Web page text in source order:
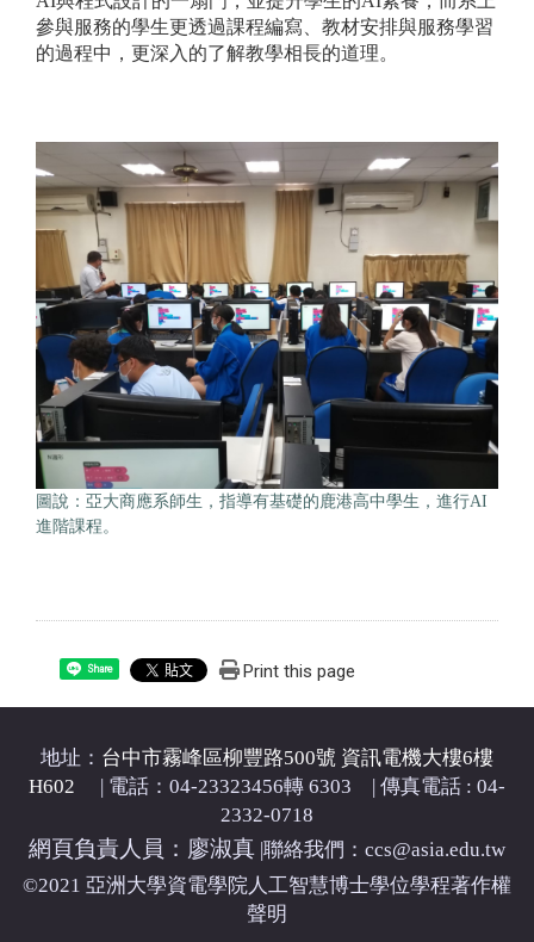
參與服務的學生更透過課程編寫、教材安排與服務學習
的過程中，更深入的了解教學相長的道理。
圖說：亞大商應系師生，指導有基礎的鹿港高中學生，進行AI
進階課程。
Share Print this page
地址： 台中市霧峰區柳豐路500號 資訊電機大樓6樓
H602 | 電話：04-23323456轉 6303 | 傳真電話 : 04-
2332-0718
網頁負責人員：廖淑真 聯絡我們：ccs@asia.edu.tw
©2021 亞洲大學資電學院人工智慧博士學位學程著作權
聲明